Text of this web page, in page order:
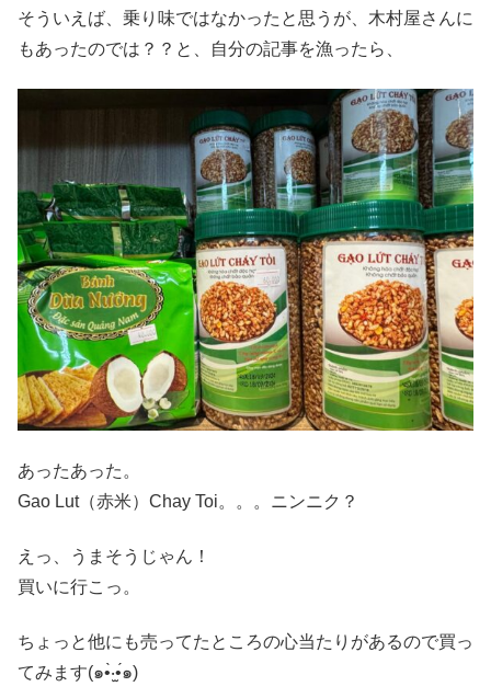
そういえば、乗り味ではなかったと思うが、木村屋さんに
もあったのでは？？と、自分の記事を漁ったら、
あったあった。
Gao Lut（赤米）Chay Toi。。。ニンニク？
えっ、うまそうじゃん！
買いに行こっ。
ちょっと他にも売ってたところの心当たりがあるので買っ
てみます(๑•̀‧̫•́๑)